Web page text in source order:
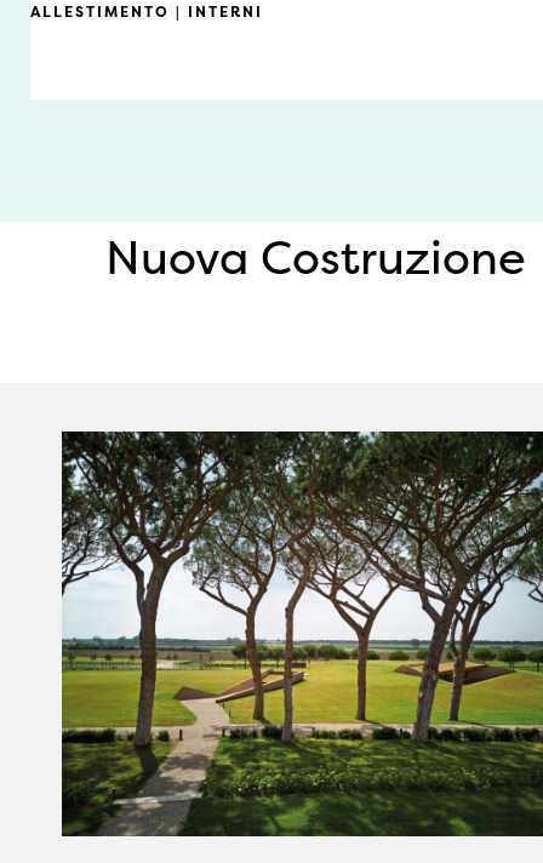
ALLESTIMENTO | INTERNI
Nuova Costruzione